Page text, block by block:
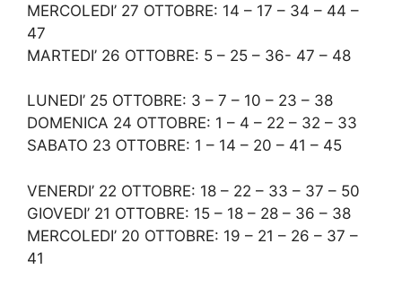
MERCOLEDI’ 27 OTTOBRE: 14 – 17 – 34 – 44 –
47
MARTEDI’ 26 OTTOBRE: 5 – 25 – 36- 47 – 48
LUNEDI’ 25 OTTOBRE: 3 – 7 – 10 – 23 – 38
DOMENICA 24 OTTOBRE: 1 – 4 – 22 – 32 – 33
SABATO 23 OTTOBRE: 1 – 14 – 20 – 41 – 45
VENERDI’ 22 OTTOBRE: 18 – 22 – 33 – 37 – 50
GIOVEDI’ 21 OTTOBRE: 15 – 18 – 28 – 36 – 38
MERCOLEDI’ 20 OTTOBRE: 19 – 21 – 26 – 37 –
41